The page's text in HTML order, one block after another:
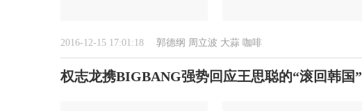
2016-12-15 17:01:18 郭德纲 周立波 大蒜 咖啡
权志龙携BIGBANG强势回应王思聪的“滚回韩国”